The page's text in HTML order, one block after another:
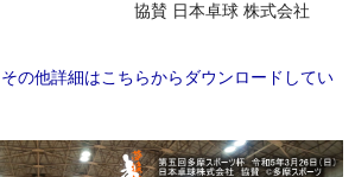
協賛 日本卓球 株式会社
その他詳細はこちらからダウンロードしてい